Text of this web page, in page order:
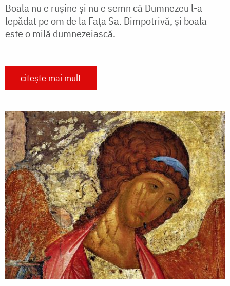
Boala nu e rușine și nu e semn că Dumnezeu l-a
lepădat pe om de la Fața Sa. Dimpotrivă, și boala
este o milă dumnezeiască.
citește mai mult